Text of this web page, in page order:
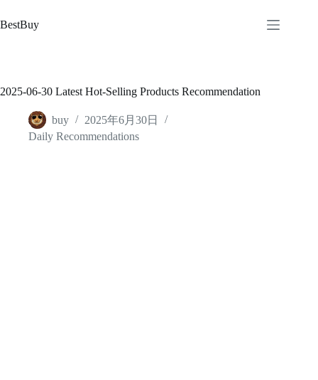
至
BestBuy
2025-06-30 Latest Hot-Selling Products Recommendation
buy
2025年6月30日
Daily Recommendations